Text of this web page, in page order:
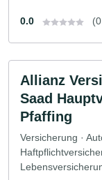
0.0
Allianz
Saad
Pfaffing
Versicherung ·